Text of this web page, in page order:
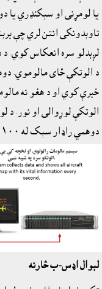
يا لومړنى او سېکنډري يا
تاوېدونکى انتن لري چې
لږېدلو سره انعکاس کوي. د
د الوتکې ځاى مالوموي.
خبرې کوي او د هغو نه
دوهمي راډار سېک له ١٠٠ واټو نه تر ٢ کيلوواټو پورې وي.
لېوال اډس-ب څارنه